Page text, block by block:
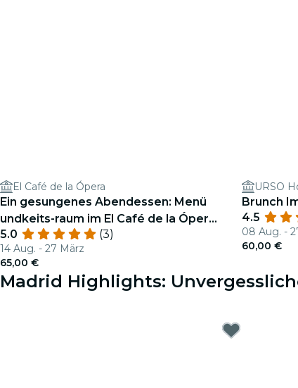
El Café de la Ópera
Ein gesungenes Abendessen: Menü
undkeits-raum im El Café de la Ópera
(einzigartige Vorstellung um 20:30)
5.0 (3)
14 Aug. - 27 März
65,00 €
Brunch
4.5
08 Aug. -
60,00 €
Madrid Highlights: